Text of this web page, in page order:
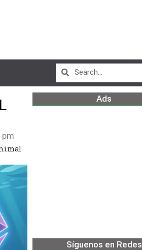
pm
Ads
Síguenos en Redes